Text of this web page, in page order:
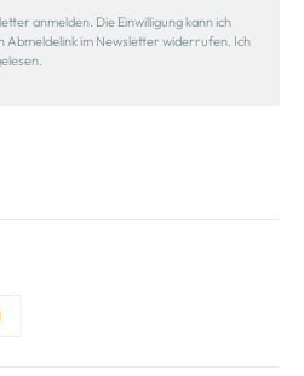
anmelden. Die Einwilligung kann ich
Abmeldelink im Newsletter widerrufen. Ich